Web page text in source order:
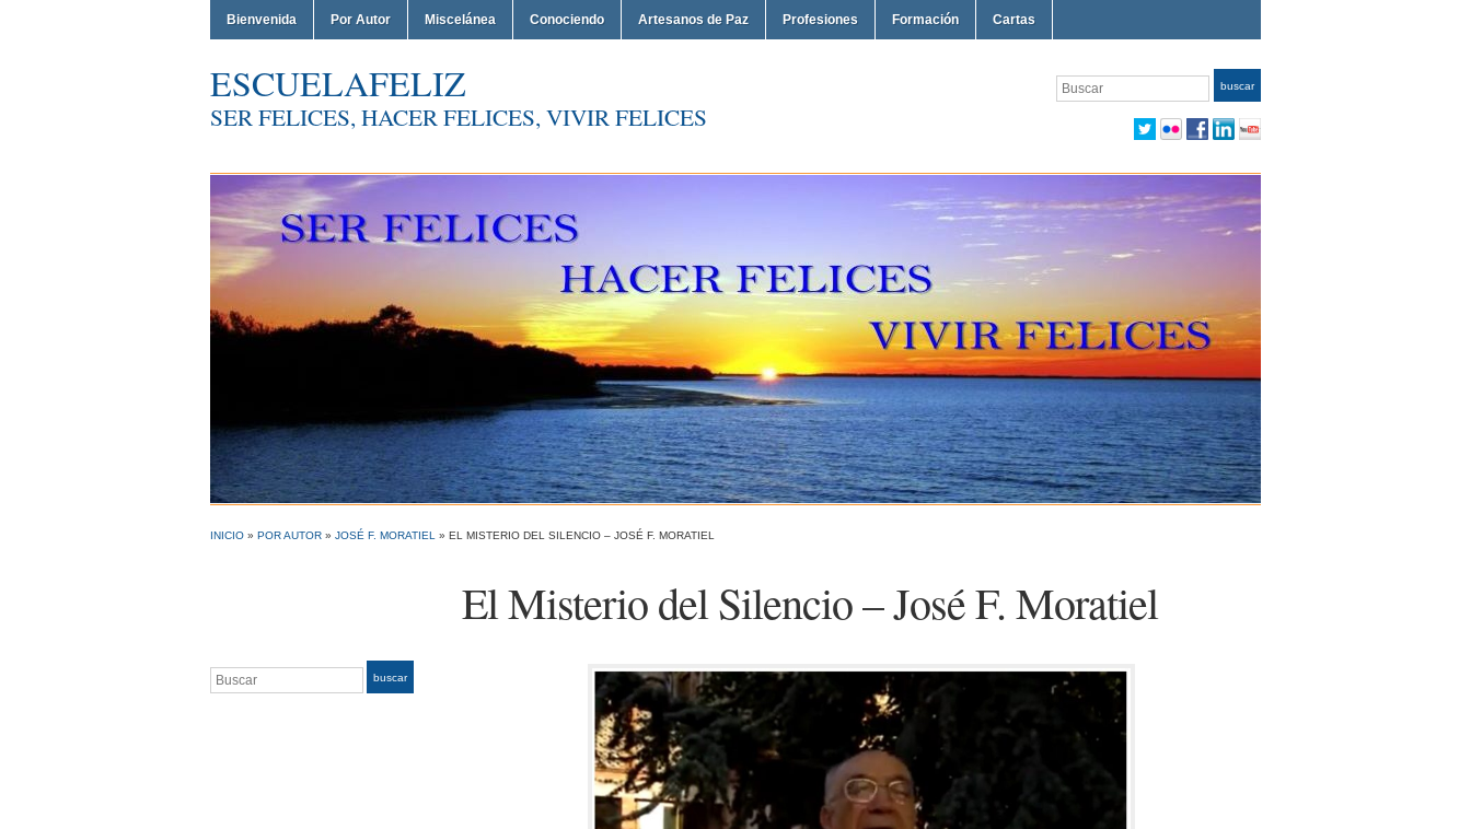
Bienvenida Por Autor Miscelánea Conociendo Artesanos de Paz Profesiones Formación Cartas
ESCUELAFELIZ
SER FELICES, HACER FELICES, VIVIR FELICES
Buscar buscar
INICIO » POR AUTOR » JOSÉ F. MORATIEL » EL MISTERIO DEL SILENCIO – JOSÉ F. MORATIEL
El Misterio del Silencio – José F. Moratiel
Buscar buscar